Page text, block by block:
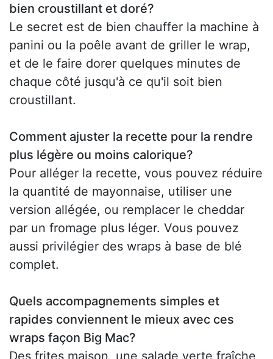
bien croustillant et doré?
Le secret est de bien chauffer la machine à
panini ou la poêle avant de griller le wrap,
et de le faire dorer quelques minutes de
chaque côté jusqu'à ce qu'il soit bien
croustillant.
Comment ajuster la recette pour la rendre
plus légère ou moins calorique?
Pour alléger la recette, vous pouvez réduire
la quantité de mayonnaise, utiliser une
version allégée, ou remplacer le cheddar
par un fromage plus léger. Vous pouvez
aussi privilégier des wraps à base de blé
complet.
Quels accompagnements simples et
rapides conviennent le mieux avec ces
wraps façon Big Mac?
Des frites maison, une salade verte fraîche